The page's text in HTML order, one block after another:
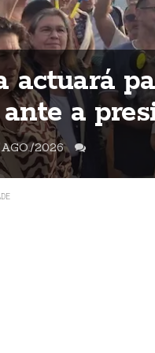
actuará
a
2026
mantñen a